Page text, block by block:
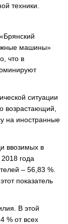
техники.
машины»
что в
ситуации
возрастающий,
на иностранные
ввозимых в
года
– 56,83 %.
показатель
В этой
% от всех